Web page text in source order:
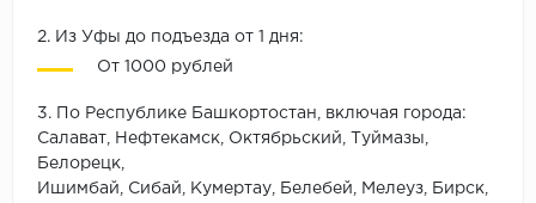
2. Из Уфы до подъезда от 1 дня:
От 1000 рублей
3. По Республике Башкортостан, включая города:
Салават, Нефтекамск, Октябрьский, Туймазы,
Белорецк,
Ишимбай, Сибай, Кумертау, Белебей, Мелеуз, Бирск,